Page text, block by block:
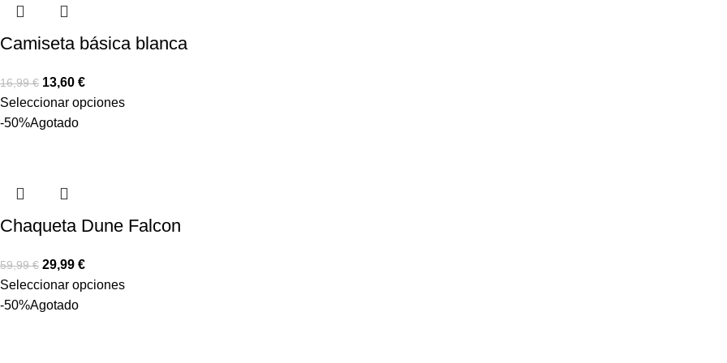
Camiseta básica blanca
16,99€ 13,60 €
Seleccionar opciones
-50%Agotado
Chaqueta Dune Falcon
59,99€ 29,99 €
Seleccionar opciones
-50%Agotado